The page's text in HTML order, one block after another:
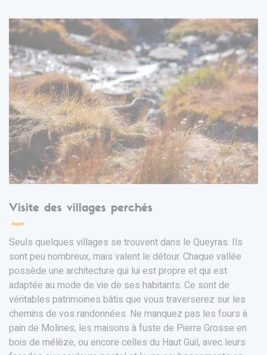
Visite des villages perchés
Seuls quelques villages se trouvent dans le Queyras. Ils
sont peu nombreux, mais valent le détour. Chaque vallée
possède une architecture qui lui est propre et qui est
adaptée au mode de vie de ses habitants. Ce sont de
véritables patrimoines bâtis que vous traverserez sur les
chemins de vos randonnées. Ne manquez pas les fours à
pain de Molines, les maisons à fuste de Pierre Grosse en
bois de mélèze, ou encore celles du Haut Guil, avec leurs